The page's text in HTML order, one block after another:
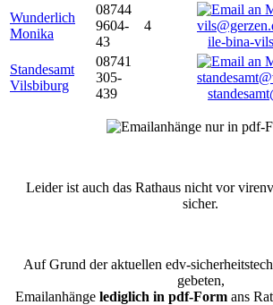
Wunderlich
Monika
08744
9604-
43
4
ile-bina-
Standesamt
Vilsbiburg
08741
305-
439
Leider ist auch das Rathaus nicht vor
sicher.
Auf Grund der aktuellen edv-
gebeten,
Emailanhänge lediglich in pdf-Formans